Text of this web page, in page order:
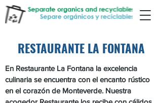
RESTAURANTE LA FONTANA
En Restaurante La Fontana la excelencia
culinaria se encuentra con el encanto rústico
en el corazón de Monteverde. Nuestra